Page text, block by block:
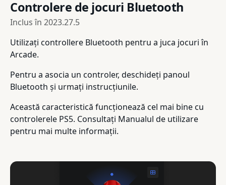
Controlere de jocuri Bluetooth
Inclus în 2023.27.5
Utilizați controllere Bluetooth pentru a juca jocuri în
Arcade.
Pentru a asocia un controler, deschideți panoul
Bluetooth și urmați instrucțiunile.
Această caracteristică funcționează cel mai bine cu
controlerele PS5. Consultați Manualul de utilizare
pentru mai multe informații.